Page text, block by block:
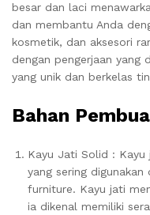
besar dan laci
dan membantu Anda
kosmetik, dan aksesori
dengan pengerjaan yang
yang unik dan berkelas
Bahan
Kayu Jati Solid : Kayu
yang sering
furniture. Kayu jati
ia dikenal memiliki